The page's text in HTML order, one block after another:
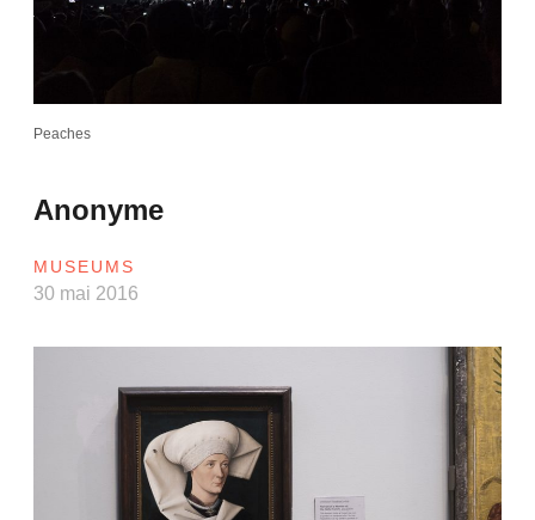
Peaches
Anonyme
MUSEUMS
30 mai 2016